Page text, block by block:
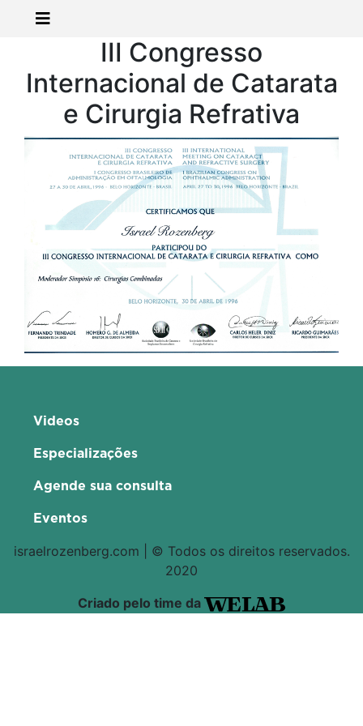
III Congresso
Internacional de Catarata
e Cirurgia Refrativa
Videos
Especializações
Agende sua consulta
Eventos
israelrozenberg.com | © Todos os direitos reservados.
2020
Criado pelo time da